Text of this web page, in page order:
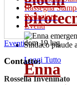
dom 19 lug
Leggi Tutto
Enna
Rassegna
Redazione
Eventi
Eventi
Contatto:
Rossella Inveninato